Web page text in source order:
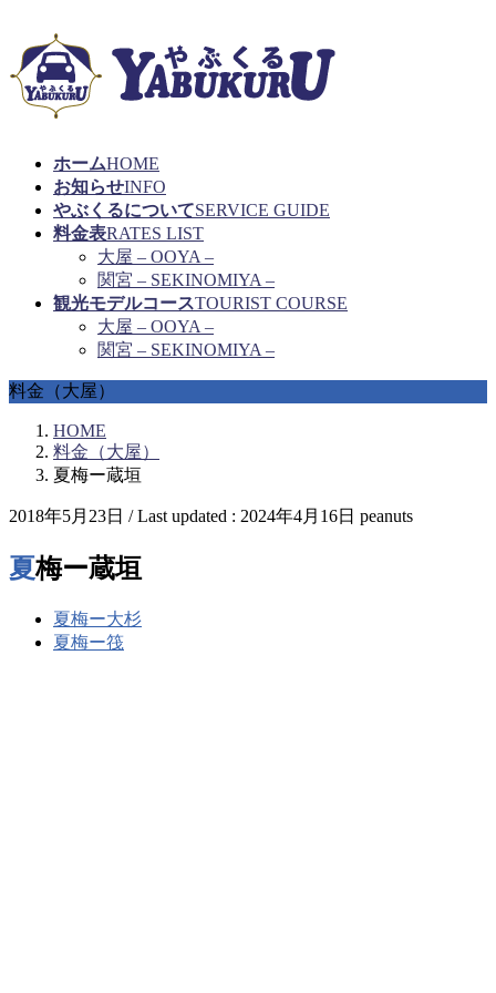
ホームHOME
お知らせINFO
やぶくるについてSERVICE GUIDE
料金表RATES LIST
大屋 – OOYA –
関宮 – SEKINOMIYA –
観光モデルコースTOURIST COURSE
大屋 – OOYA –
関宮 – SEKINOMIYA –
料金（大屋）
HOME
料金（大屋）
夏梅ー蔵垣
2018年5月23日 / Last updated : 2024年4月16日 peanuts
夏梅ー蔵垣
夏梅ー大杉
夏梅ー筏